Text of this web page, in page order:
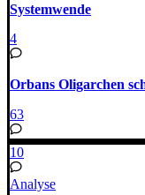
Systemwende
4
Orbans Oligarchen
63
10
Analyse